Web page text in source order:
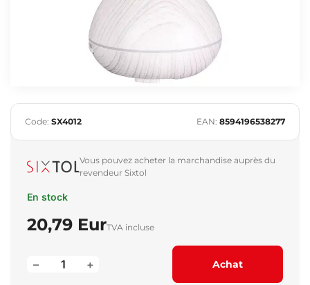
Code: SX4012 EAN: 8594196538277
Vous pouvez acheter la marchandise auprès du
revendeur Sixtol
En stock
20,79 EurTVA incluse
+
– Achat